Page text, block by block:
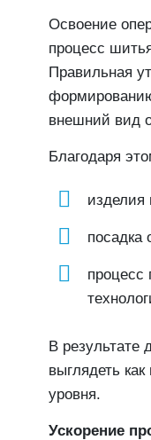
Освоение
процесс
Правильная
внешний вид
Благодаря
изделия
посадка
процесс
В результате
выглядеть
уровня.
Ускорение